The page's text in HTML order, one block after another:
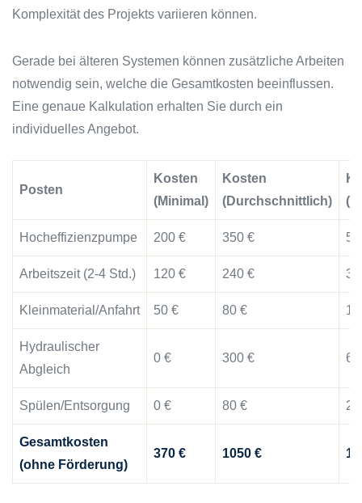
Komplexität des Projekts variieren können.
Gerade bei älteren Systemen können zusätzliche Arbeiten
notwendig sein, welche die Gesamtkosten beeinflussen.
Eine genaue Kalkulation erhalten Sie durch ein
individuelles Angebot.
Posten
Kosten
(Minimal)
Kosten
(Durchschnittlich)
Hocheffizienzpumpe 200 € 350 €
Arbeitszeit (2-4 Std.) 120 € 240 €
Kleinmaterial/Anfahrt 50 € 80 €
Hydraulischer
Abgleich
0 € 300 €
Spülen/Entsorgung 0 € 80 €
Gesamtkosten
(ohne Förderung)
370 € 1050 €